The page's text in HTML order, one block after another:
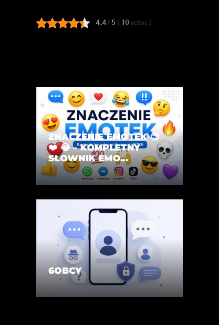
4.4 / 5 ( 10 votes )
ZNACZENIE EMOTEK 😊
❤️ 😂 – KOMPLETNY
SŁOWNIK EMO...
6OBCY